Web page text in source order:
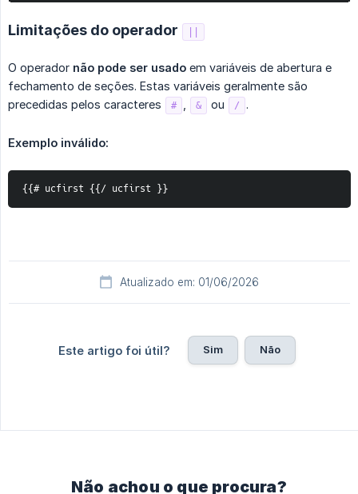
Limitações do operador
O operador não pode ser usado em variáveis de abertura e
fechamento de seções. Estas variáveis geralmente são
precedidas pelos caracteres
# & ou / .
Exemplo inválido:
{{# ucfirst {{/ ucfirst }}
Atualizado em: 01/06/2026
Este artigo foi útil? Sim Não
Não achou o que procura?